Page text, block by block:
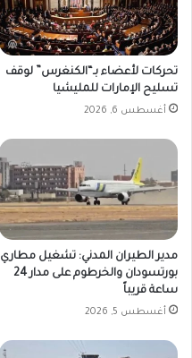
تحركات لأعضاء بـ“الكنغرس” لوقف
تسليح الإمارات للمليشيا
أغسطس 6, 2026
مدير الطيران المدني: تشغيل مطاري
بورتسودان والخرطوم على مدار 24
ساعة قريباً
أغسطس 5, 2026